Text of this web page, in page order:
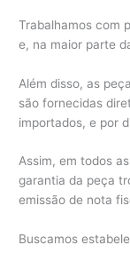
Trabalhamos com
e, na maior parte
Além disso, as
são fornecidas
importados, e por
Assim, em todos
garantia da peça
emissão de nota
Buscamos